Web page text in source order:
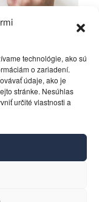
technológie, ako sú
o zariadení.
údaje, ako je
stránke. Nesúhlas
určité vlastnosti a